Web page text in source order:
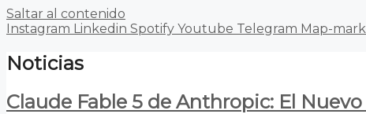
Saltar al contenido
Instagram Linkedin Spotify Youtube Telegram Map-
Noticias
Claude Fable 5 de Anthropic: El